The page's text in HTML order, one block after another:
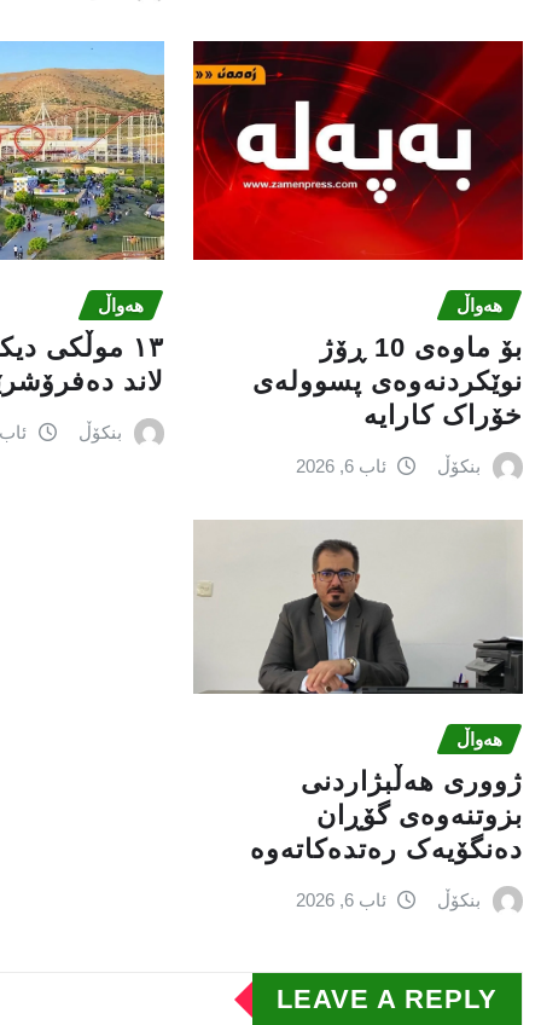
هەواڵ
بۆ ماوەی 10 ڕۆژ
نوێکردنەوەی پسوولەی
خۆراک کارایە
بنکۆڵ ئاب 6, 2026
هەواڵ
١٣ موڵکی
لاند
بنکۆڵ ئاب 6, 2026
هەواڵ
ژووری هەڵبژاردنی
بزوتنەوەى گۆڕان
دەنگۆیەک رەتدەکاتەوە
بنکۆڵ ئاب 6, 2026
LEAVE A REPLY